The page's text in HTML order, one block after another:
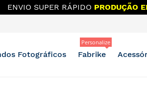
MAIS DESCONTO?OUTLET E BAZAR
Fotográficos Fabrike
Personalize